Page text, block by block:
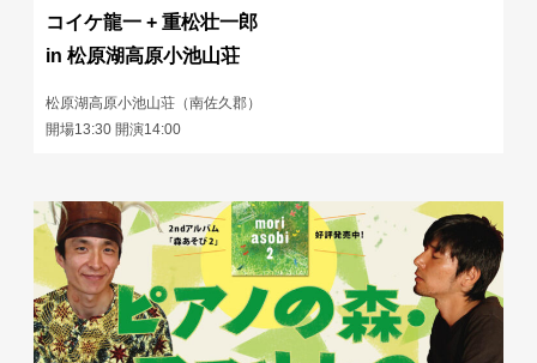
コイケ龍一 + 重松壮一郎
in 松原湖高原小池山荘
松原湖高原小池山荘（南佐久郡）
開場13:30 開演14:00